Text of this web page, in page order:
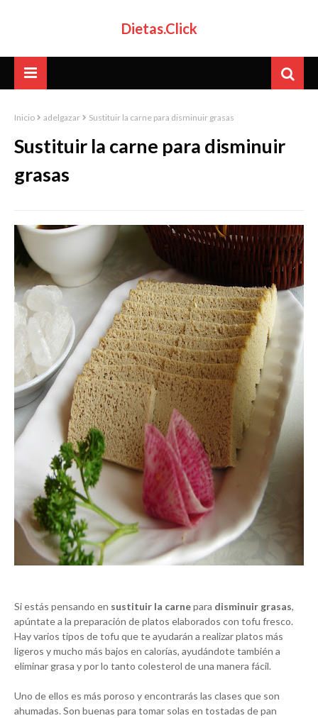
Dietas.Click
Inicio adelgazar Sustituir la carne para disminuir grasas
Sustituir la carne para disminuir
grasas
Si estás pensando en sustituir la carnepara disminuir grasas,
apúntate a la preparación de platos elaborados con tofu fresco.
Hay varios tipos de tofu que te ayudarán a realizar platos más
ligeros y mucho más bajos en calorías, ayudándote también a
eliminar grasa y por lo tanto colesterol de una manera fácil.
Uno de ellos es más poroso y encontrarás las clases que son
ahumadas. Son buenas para tomar solas en tostadas de pan